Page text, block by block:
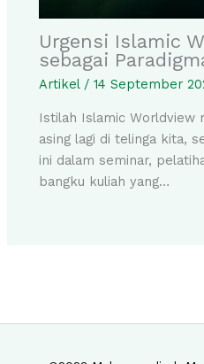
Urgensi Islamic
sebagai
Artikel/14 September
Istilah Islamic Worldview
asing lagi di telinga kita,
ini dalam seminar,
bangku kuliah yang…